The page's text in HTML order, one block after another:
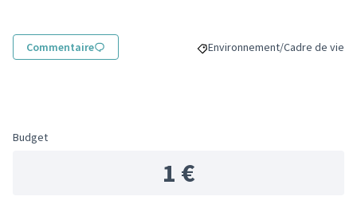
Commentaire Filtrer les résultats de la
Environnement/Cadre de vie
Budget
1 €